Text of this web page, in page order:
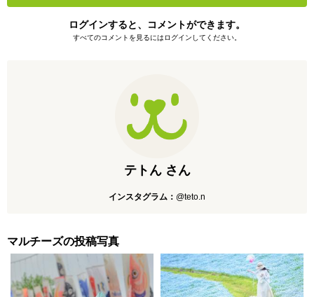
ログインすると、コメントができます。
すべてのコメントを見るにはログインしてください。
テトん さん
インスタグラム： @teto.n
マルチーズの投稿写真